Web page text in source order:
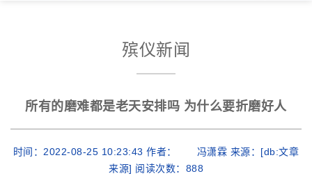
殡仪新闻
所有的磨难都是老天安排吗 为什么要折磨好人
时间：2022-08-25 10:23:43 作者： 冯潇霖 来源：[db:文章
来源] 阅读次数： 888